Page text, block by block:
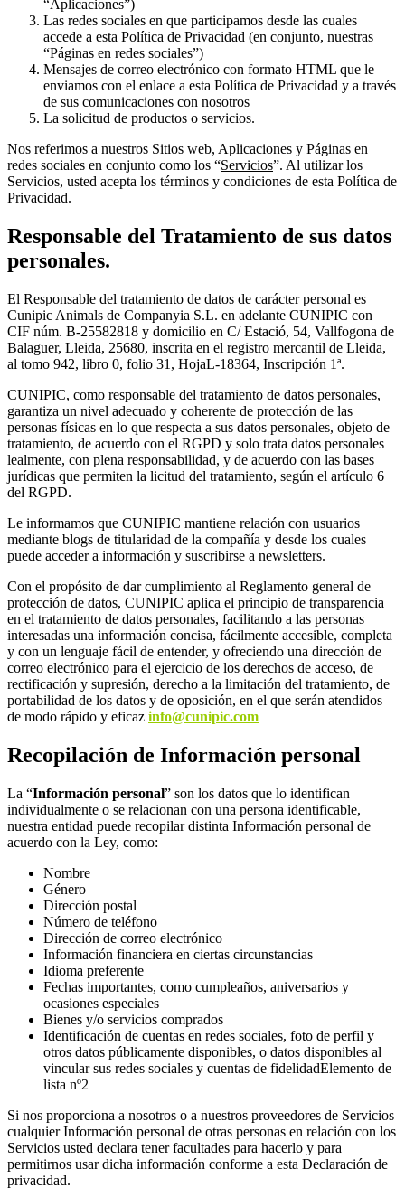
“Aplicaciones”)
Las redes sociales en que participamos desde las cuales
accede a esta Política de Privacidad (en conjunto, nuestras
“Páginas en redes sociales”)
Mensajes de correo electrónico con formato HTML que le
enviamos con el enlace a esta Política de Privacidad y a través
de sus comunicaciones con nosotros
La solicitud de productos o servicios.
Nos referimos a nuestros Sitios web, Aplicaciones y Páginas en
redes sociales en conjunto como los “Servicios”. Al utilizar los
Servicios, usted acepta los términos y condiciones de esta Política de
Privacidad.
Responsable del Tratamiento de sus datos
personales.​
El Responsable del tratamiento de datos de carácter personal es
Cunipic Animals de Companyia S.L. en adelante CUNIPIC con
CIF núm. B-25582818 y domicilio en C/ Estació, 54, Vallfogona de
Balaguer, Lleida, 25680, inscrita en el registro mercantil de Lleida,
al tomo 942, libro 0, folio 31, HojaL-18364, Inscripción 1ª.
CUNIPIC, como responsable del tratamiento de datos personales,
garantiza un nivel adecuado y coherente de protección de las
personas físicas en lo que respecta a sus datos personales, objeto de
tratamiento, de acuerdo con el RGPD y solo trata datos personales
lealmente, con plena responsabilidad, y de acuerdo con las bases
jurídicas que permiten la licitud del tratamiento, según el artículo 6
del RGPD.
Le informamos que CUNIPIC mantiene relación con usuarios
mediante blogs de titularidad de la compañía y desde los cuales
puede acceder a información y suscribirse a newsletters.
Con el propósito de dar cumplimiento al Reglamento general de
protección de datos, CUNIPIC aplica el principio de transparencia
en el tratamiento de datos personales, facilitando a las personas
interesadas una información concisa, fácilmente accesible, completa
y con un lenguaje fácil de entender, y ofreciendo una dirección de
correo electrónico para el ejercicio de los derechos de acceso, de
rectificación y supresión, derecho a la limitación del tratamiento, de
portabilidad de los datos y de oposición, en el que serán atendidos
de modo rápido y eficaz info@cunipic.com
Recopilación de Información personal
La “Información personal” son los datos que lo identifican
individualmente o se relacionan con una persona identificable,
nuestra entidad puede recopilar distinta Información personal de
acuerdo con la Ley, como:
Nombre
Género
Dirección postal
Número de teléfono
Dirección de correo electrónico
Información financiera en ciertas circunstancias
Idioma preferente
Fechas importantes, como cumpleaños, aniversarios y
ocasiones especiales
Bienes y/o servicios comprados
Identificación de cuentas en redes sociales, foto de perfil y
otros datos públicamente disponibles, o datos disponibles al
vincular sus redes sociales y cuentas de fidelidadElemento de
lista nº2
Si nos proporciona a nosotros o a nuestros proveedores de Servicios
cualquier Información personal de otras personas en relación con los
Servicios usted declara tener facultades para hacerlo y para
permitirnos usar dicha información conforme a esta Declaración de
privacidad.